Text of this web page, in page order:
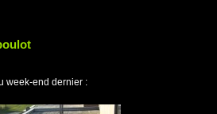
week-end dernier :